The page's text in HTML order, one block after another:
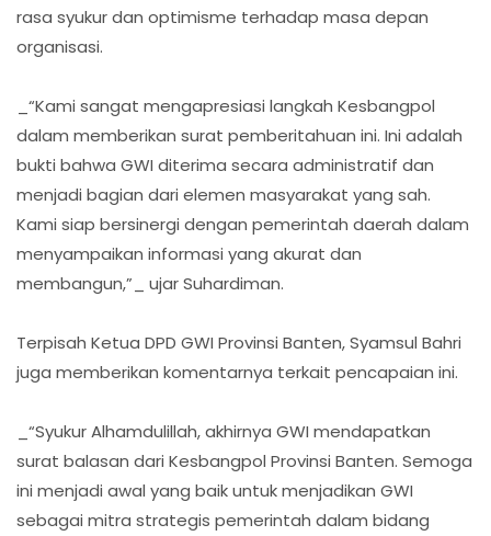
rasa syukur dan optimisme terhadap masa depan
organisasi.
_“Kami sangat mengapresiasi langkah Kesbangpol
dalam memberikan surat pemberitahuan ini. Ini adalah
bukti bahwa GWI diterima secara administratif dan
menjadi bagian dari elemen masyarakat yang sah.
Kami siap bersinergi dengan pemerintah daerah dalam
menyampaikan informasi yang akurat dan
membangun,”_ ujar Suhardiman.
Terpisah Ketua DPD GWI Provinsi Banten, Syamsul Bahri
juga memberikan komentarnya terkait pencapaian ini.
_“Syukur Alhamdulillah, akhirnya GWI mendapatkan
surat balasan dari Kesbangpol Provinsi Banten. Semoga
ini menjadi awal yang baik untuk menjadikan GWI
sebagai mitra strategis pemerintah dalam bidang